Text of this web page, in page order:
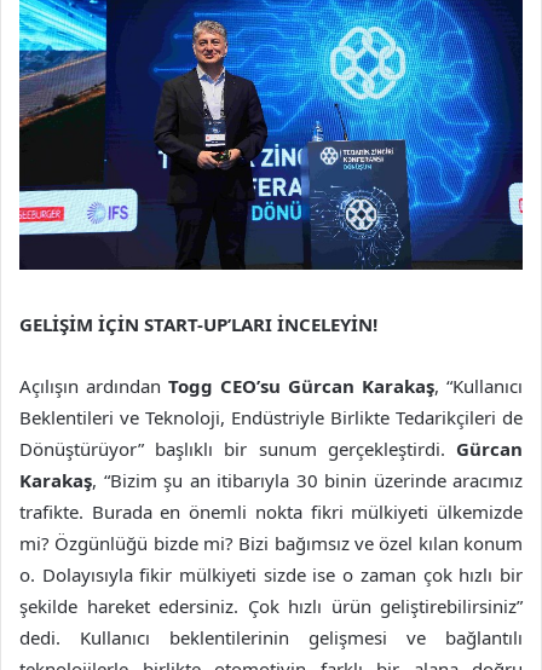
GELİŞİM İÇİN START-UP’LARI İNCELEYİN!
Açılışın ardından Togg CEO’su Gürcan Karakaş, “Kullanıcı
Beklentileri ve Teknoloji, Endüstriyle Birlikte Tedarikçileri de
Dönüştürüyor” başlıklı bir sunum gerçekleştirdi. Gürcan
Karakaş, “Bizim şu an itibarıyla 30 binin üzerinde aracımız
trafikte. Burada en önemli nokta fikri mülkiyeti ülkemizde
mi? Özgünlüğü bizde mi? Bizi bağımsız ve özel kılan konum
o. Dolayısıyla fikir mülkiyeti sizde ise o zaman çok hızlı bir
şekilde hareket edersiniz. Çok hızlı ürün geliştirebilirsiniz”
dedi. Kullanıcı beklentilerinin gelişmesi ve bağlantılı